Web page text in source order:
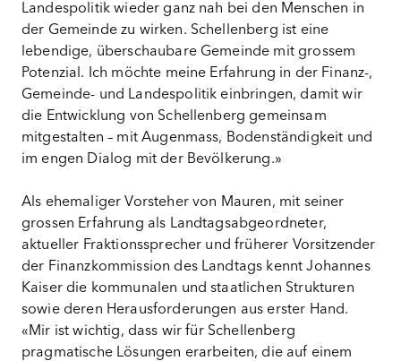
Landespolitik wieder ganz nah bei den Menschen in
der Gemeinde zu wirken. Schellenberg ist eine
lebendige, überschaubare Gemeinde mit grossem
Potenzial. Ich möchte meine Erfahrung in der Finanz-,
Gemeinde- und Landespolitik einbringen, damit wir
die Entwicklung von Schellenberg gemeinsam
mitgestalten – mit Augenmass, Bodenständigkeit und
im engen Dialog mit der Bevölkerung.»
Als ehemaliger Vorsteher von Mauren, mit seiner
grossen Erfahrung als Landtagsabgeordneter,
aktueller Fraktionssprecher und früherer Vorsitzender
der Finanzkommission des Landtags kennt Johannes
Kaiser die kommunalen und staatlichen Strukturen
sowie deren Herausforderungen aus erster Hand.
«Mir ist wichtig, dass wir für Schellenberg
pragmatische Lösungen erarbeiten, die auf einem